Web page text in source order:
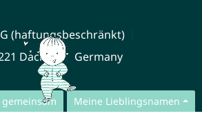
gemeinsam Meine Lieblingsnamen
(haftungsbeschränkt)
Dachau Germany